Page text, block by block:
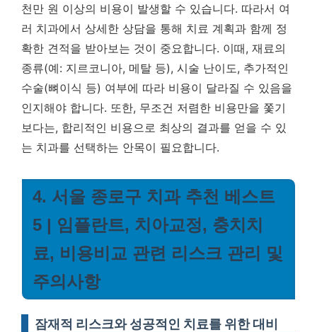
천만 원 이상의 비용이 발생할 수 있습니다. 따라서 여
러 치과에서 상세한 상담을 통해 치료 계획과 함께 정
확한 견적을 받아보는 것이 중요합니다. 이때, 재료의
종류(예: 지르코니아, 메탈 등), 시술 난이도, 추가적인
수술(뼈이식 등) 여부에 따라 비용이 달라질 수 있음을
인지해야 합니다. 또한, 무조건 저렴한 비용만을 쫓기
보다는, 합리적인 비용으로 최상의 결과를 얻을 수 있
는 치과를 선택하는 안목이 필요합니다.
4. 서울 종로구 치과 추천 베스트
5 | 임플란트, 치아교정, 충치치
료, 비용비교 관련 리스크 관리 및
주의사항
잠재적 리스크와 성공적인 치료를 위한 대비